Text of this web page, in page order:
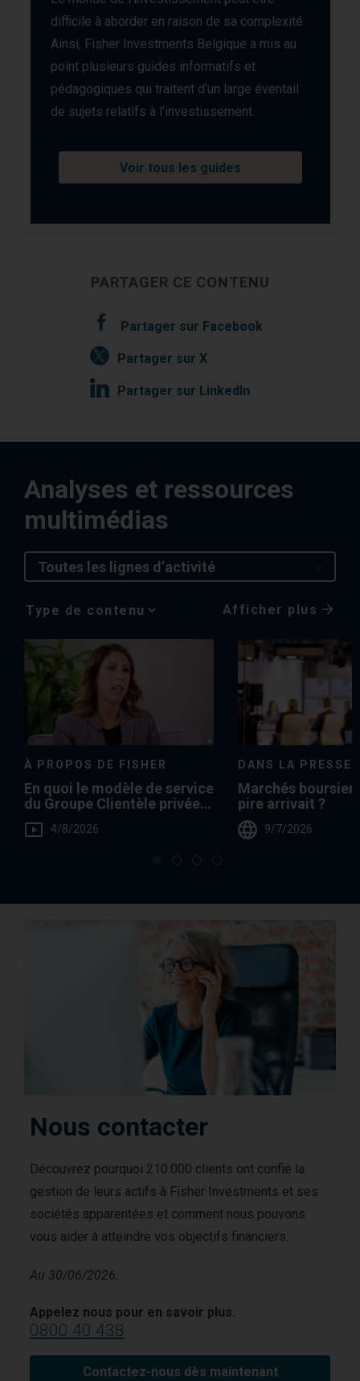
difficile à aborder en raison de sa complexité.
Ainsi, Fisher Investments Belgique a mis au
point plusieurs guides informatifs et
pédagogiques qui traitent d’un large éventail
de sujets relatifs à l’investissement.
Voir tous les guides
PARTAGER CE CONTENU
Partager sur Facebook
Partager sur X
Partager sur LinkedIn
Analyses et ressources
multimédias
Toutes les lignes d’activité
Media
Choice
Afficher plus
À PROPOS DE FISHER
En quoi le modèle de service
du Groupe Clientèle privée
de Fisher Investments est-il
un avantage pour nos
4/8/2026
DANS LA PRESSE
Marchés
pire arrivait ?
9/7/2026
Nous contacter
Découvrez pourquoi 210.000 clients ont confié la
gestion de leurs actifs à Fisher Investments et ses
sociétés apparentées et comment nous pouvons
vous aider à atteindre vos objectifs financiers.
Au 30/06/2026.
Appelez nous pour en savoir plus.
0800 40 438
Contactez-nous dès maintenant